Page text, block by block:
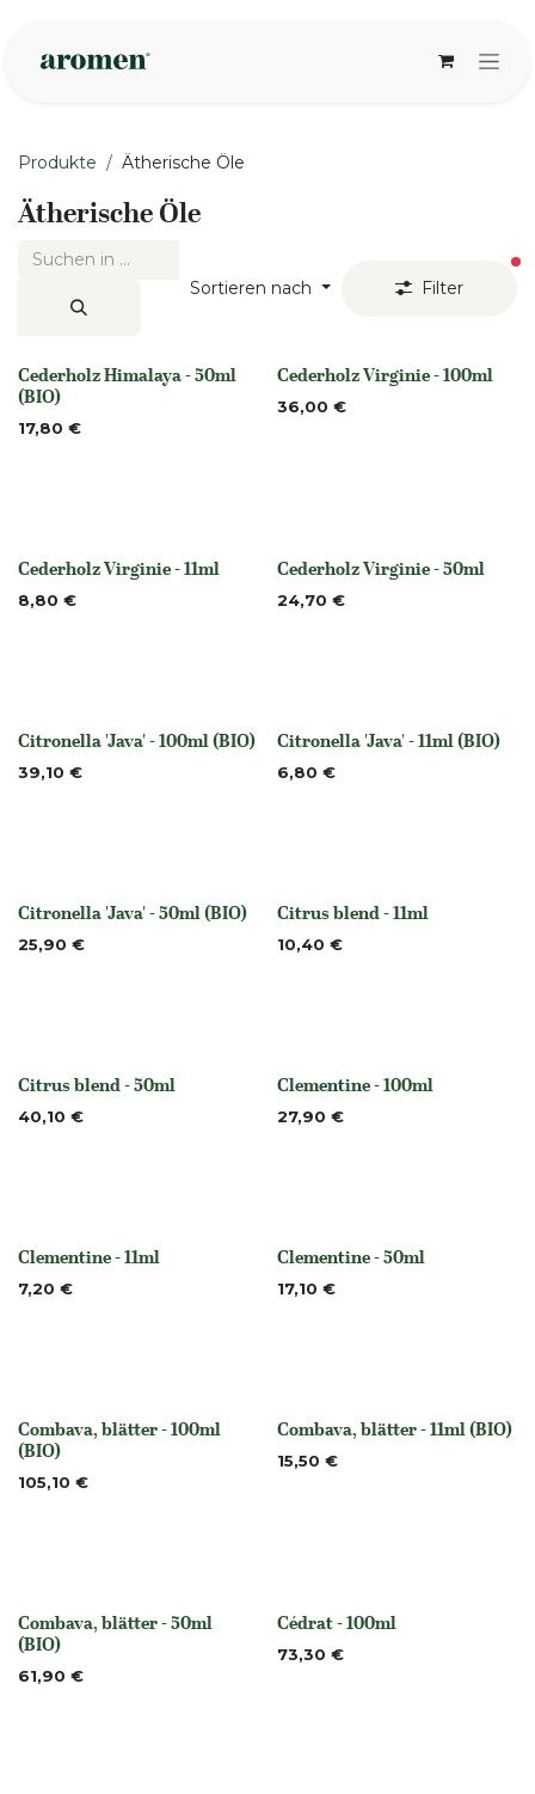
Produkte Ätherische Öle
Ätherische Öle
Sortieren nach Filter
None
Cederholz Himalaya - 50ml
(BIO)
17,80 €
None
Cederholz Virginie - 100ml
36,00 €
None
Cederholz Virginie - 11ml
8,80 € None
Cederholz Virginie - 50ml
24,70 €
None
Citronella 'Java' - 100ml (BIO)
39,10 € None
Citronella 'Java' - 11ml (BIO)
6,80 €
None
Citronella 'Java' - 50ml (BIO)
25,90 € None
Citrus blend - 11ml
10,40 €
None
Citrus blend - 50ml
40,10 € None
Clementine - 100ml
27,90 €
None
Clementine - 11ml
7,20 € None
Clementine - 50ml
17,10 €
None
Combava, blätter - 100ml
(BIO)
105,10 €
None
Combava, blätter - 11ml (BIO)
15,50 €
None
Combava, blätter - 50ml
(BIO)
61,90 €
None
Cédrat - 100ml
73,30 €